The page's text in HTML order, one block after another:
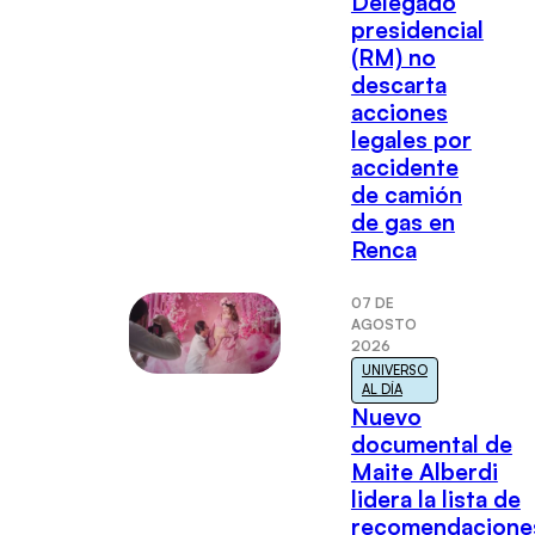
presidencial
(RM) no
descarta
acciones
legales por
accidente
de camión
de gas en
Renca
07 DE
AGOSTO
2026
UNIVERSO
AL DÍA
Nuevo
documental de
Maite Alberdi
lidera la lista de